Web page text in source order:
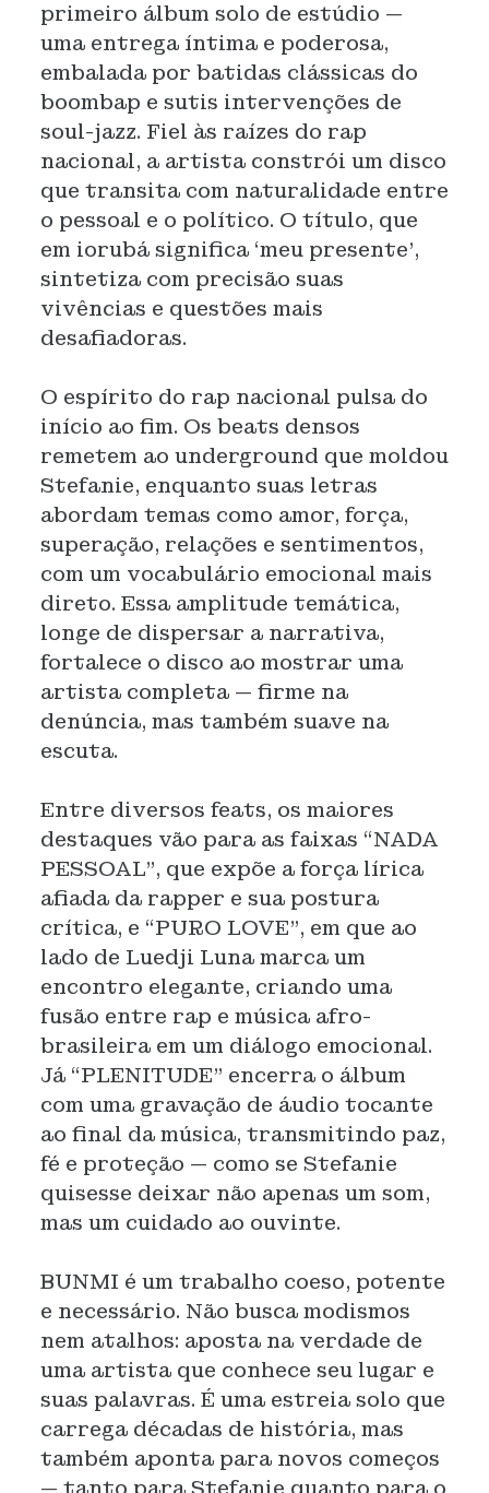
primeiro álbum solo de estúdio —
uma entrega íntima e poderosa,
embalada por batidas clássicas do
boombap e sutis intervenções de
soul-jazz. Fiel às raízes do rap
nacional, a artista constrói um disco
que transita com naturalidade entre
o pessoal e o político. O título, que
em iorubá significa ‘meu presente’,
sintetiza com precisão suas
vivências e questões mais
desafiadoras.
O espírito do rap nacional pulsa do
início ao fim. Os beats densos
remetem ao underground que moldou
Stefanie, enquanto suas letras
abordam temas como amor, força,
superação, relações e sentimentos,
com um vocabulário emocional mais
direto. Essa amplitude temática,
longe de dispersar a narrativa,
fortalece o disco ao mostrar uma
artista completa — firme na
denúncia, mas também suave na
escuta.
Entre diversos feats, os maiores
destaques vão para as faixas “NADA
PESSOAL”, que expõe a força lírica
afiada da rapper e sua postura
crítica, e “PURO LOVE”, em que ao
lado de Luedji Luna marca um
encontro elegante, criando uma
fusão entre rap e música afro-
brasileira em um diálogo emocional.
Já “PLENITUDE” encerra o álbum
com uma gravação de áudio tocante
ao final da música, transmitindo paz,
fé e proteção — como se Stefanie
quisesse deixar não apenas um som,
mas um cuidado ao ouvinte.
BUNMI é um trabalho coeso, potente
e necessário. Não busca modismos
nem atalhos: aposta na verdade de
uma artista que conhece seu lugar e
suas palavras. É uma estreia solo que
carrega décadas de história, mas
também aponta para novos começos